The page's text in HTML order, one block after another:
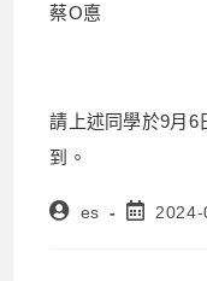
蔡O悳
請上述同學於9月6
到。
es